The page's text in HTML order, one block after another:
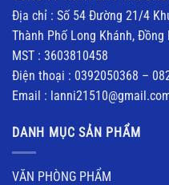
Địa chỉ : Số 54 Đường 21/4
Thành Phố Long Khánh, Đồng
MST : 3603810458
Điện thoại : 0392050368 –
Email :
DANH MỤC SẢN PHẨM
VĂN PHÒNG PHẨM